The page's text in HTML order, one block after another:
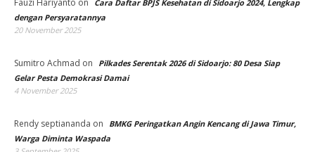
Fauzi Hariyanto on
Cara Daftar BPJS Kesehatan di Sidoarjo 2024, Lengkap
dengan Persyaratannya
20 November 2025
Sumitro Achmad on
Pilkades Serentak 2026 di Sidoarjo: 80 Desa Siap
Gelar Pesta Demokrasi Damai
4 November 2025
Rendy septiananda on
BMKG Peringatkan Angin Kencang di Jawa Timur,
Warga Diminta Waspada